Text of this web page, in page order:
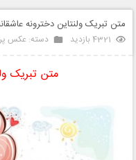
متن تبریک ولنتاین دخترونه
4321 بازدید دسته: عکس
متن تبریک